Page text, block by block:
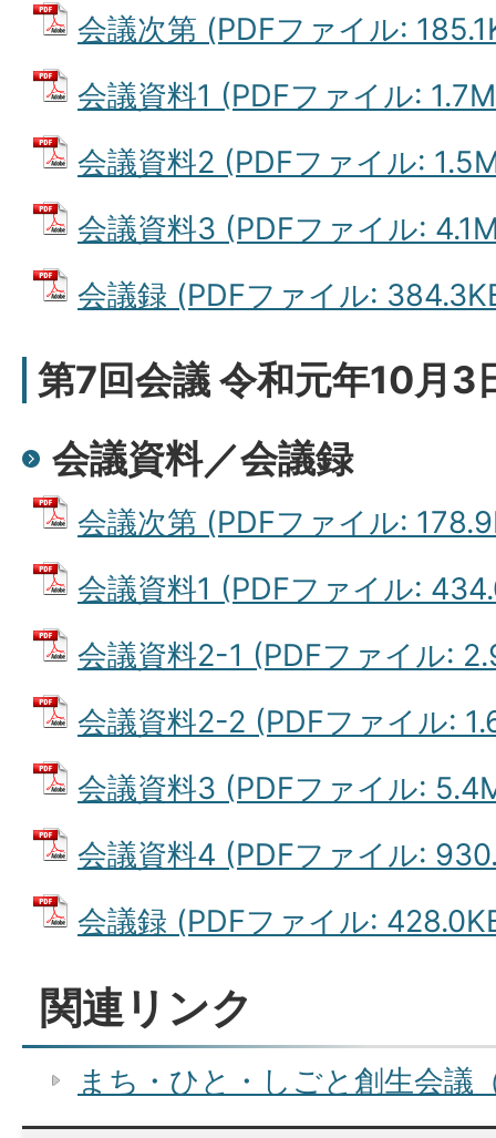
会議次第 (PDFファイル:
会議資料1 (PDFファイル:
会議資料2 (PDFファイル:
会議資料3 (PDFファイル:
会議録 (PDFファイル:
第7回会議 令和元年10月3
会議資料／会議録
会議次第 (PDFファイル:
会議資料1 (PDFファイル:
会議資料2-1 (PDFファイル:
会議資料2-2 (PDFファイル:
会議資料3 (PDFファイル:
会議資料4 (PDFファイル:
会議録 (PDFファイル:
関連リンク
まち・ひと・しごと創生会議